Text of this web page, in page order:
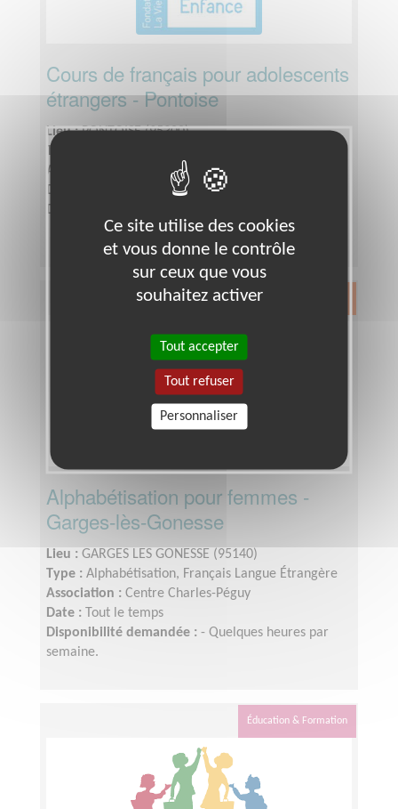
Cours de français pour adolescents
étrangers - Pontoise
Lieu :PONTOISE (95300)
Association :
La Vie au Grand Air - Priorité Enfance
Date :
Disponibilité demandée :
Exclusion & Pauvreté
Alphabétisation pour femmes -
Garges-lès-Gonesse
Lieu : GARGES LES GONESSE (95140)
Type : Alphabétisation, Français Langue Étrangère
Association : Centre Charles-Péguy
Date :
Tout le temps
Disponibilité demandée : - Quelques heures par
semaine.
Éducation & Formation
Ce site utilise des cookies
et vous donne le contrôle
sur ceux que vous
souhaitez activer
Tout accepter
Tout refuser
Personnaliser